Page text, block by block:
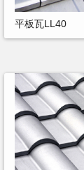
平板瓦LL40